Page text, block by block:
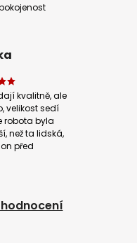
kvalitně, ale
velikost sedí
robota byla
než ta lidská,
před